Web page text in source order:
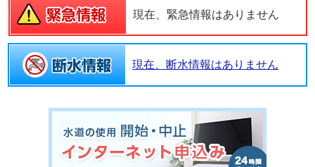
現在、緊急情報はありません
現在、断水情報はありません